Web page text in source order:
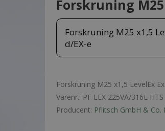
Forskruning
Forskruning M25 x1,5
d/EX-e
Forskruning M25 x1,5 LevelEx
Varenr.: PF LEX 225VA/316L HTS
Producent: Pflitsch GmbH & Co.